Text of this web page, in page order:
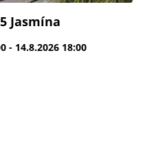
Jasmína
- 14.8.2026 18:00